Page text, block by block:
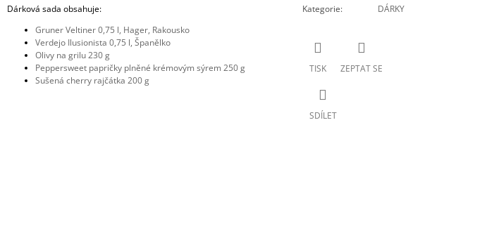
Dárková sada obsahuje:
Gruner Veltiner 0,75 l, Hager, Rakousko
Verdejo Ilusionista 0,75 l, Španělko
Olivy na grilu 230 g
Peppersweet papričky plněné krémovým sýrem 250 g
Sušená cherry rajčátka 200 g
Kategorie: DÁRKY
TISK ZEPTAT SE
SDÍLET